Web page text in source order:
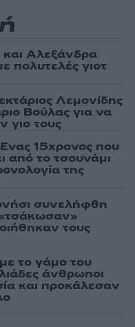
Αλεξάνδρα
πολυτελές γιοτ
Λεμονίδης
Βούλας για να
γιο τους
15χρονος που
από το τσουνάμι
της
συνελήφθη
τους
το γάμο του
άνθρωποι
και προκάλεσαν